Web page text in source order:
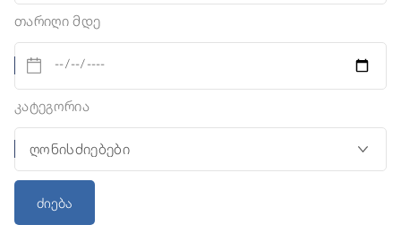
თარიღი მდე
კატეგორია
ძიება